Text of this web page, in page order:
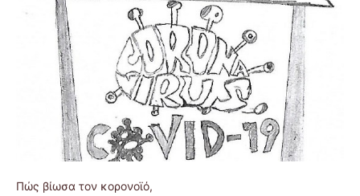
Πώς βίωσα τον κορονοϊό,